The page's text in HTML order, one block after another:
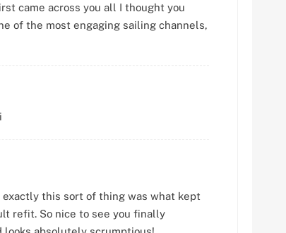
came across you all I thought you
of the most engaging sailing channels,
this sort of thing was what kept
refit. So nice to see you finally